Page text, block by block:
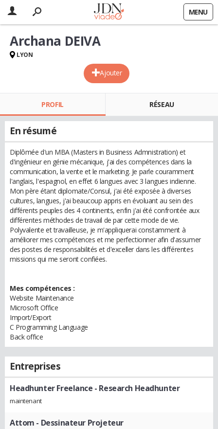
MENU
Ajouter
Archana DEIVA
LYON
PROFIL RÉSEAU
En résumé
Diplômée d'un MBA (Masters in Business Admnistration) et
d'ingénieur en génie mécanique, j'ai des compétences dans la
communication, la vente et le marketing. Je parle couramment
l'anglais, l'espagnol, en effet 6 langues avec 3 langues indienne.
Mon père étant diplomate/Consul, j'ai été exposée à diverses
cultures, langues, j'ai beaucoup appris en évoluant au sein des
différents peuples des 4 continents, enfin j'ai été confrontée aux
différentes méthodes de travail de par cette mode de vie.
Polyvalente et travailleuse, je m'appliquerai constamment à
améliorer mes compétences et me perfectionner afin d'assumer
des postes de responsabilités et d'exceller dans les différentes
missions qui me seront confiées.
Mes compétences :
Website Maintenance
Microsoft Office
Import/Export
C Programming Language
Back office
Entreprises
Headhunter Freelance - Research Headhunter
maintenant
Attom - Dessinateur Projeteur